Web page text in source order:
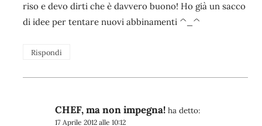
riso e devo dirti che è davvero buono! Ho già un sacco
di idee per tentare nuovi abbinamenti ^_^
Rispondi
CHEF, ma non impegna! ha detto:
17 Aprile 2012 alle 10:12